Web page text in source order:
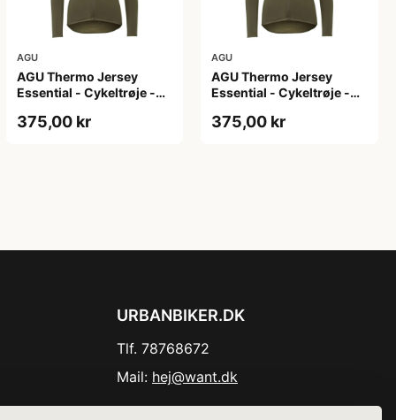
AGU
AGU Thermo Jersey
Essential - Cykeltrøje -
XL
375,00 kr
AGU
AGU Thermo Jersey
Essential - Cykeltrøje -
XXL
375,00 kr
URBANBIKER.DK
Tlf. 78768672
Mail: hej@want.dk